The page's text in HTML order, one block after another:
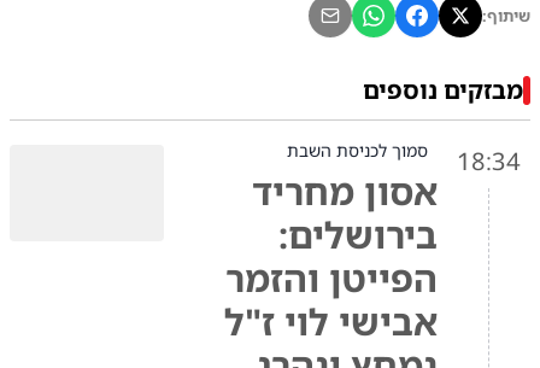
שיתוף:
מבזקים נוספים
18:34 סמוך לכניסת השבת
אסון מחריד
בירושלים:
הפייטן והזמר
אבישי לוי ז"ל